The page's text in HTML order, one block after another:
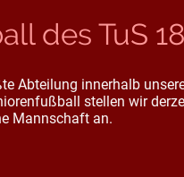
des TuS
Abteilung innerhalb
stellen wir
Mannschaft an.